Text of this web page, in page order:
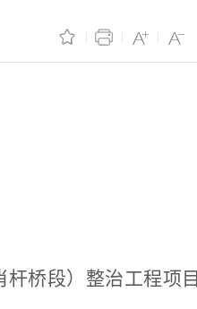
桥段）整治工程项目